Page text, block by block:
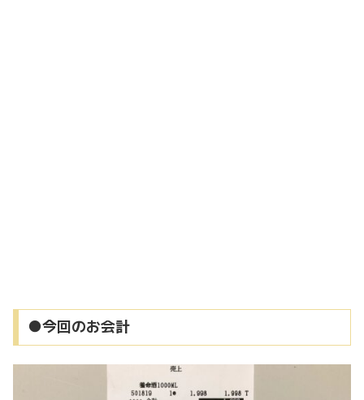
●今回のお会計